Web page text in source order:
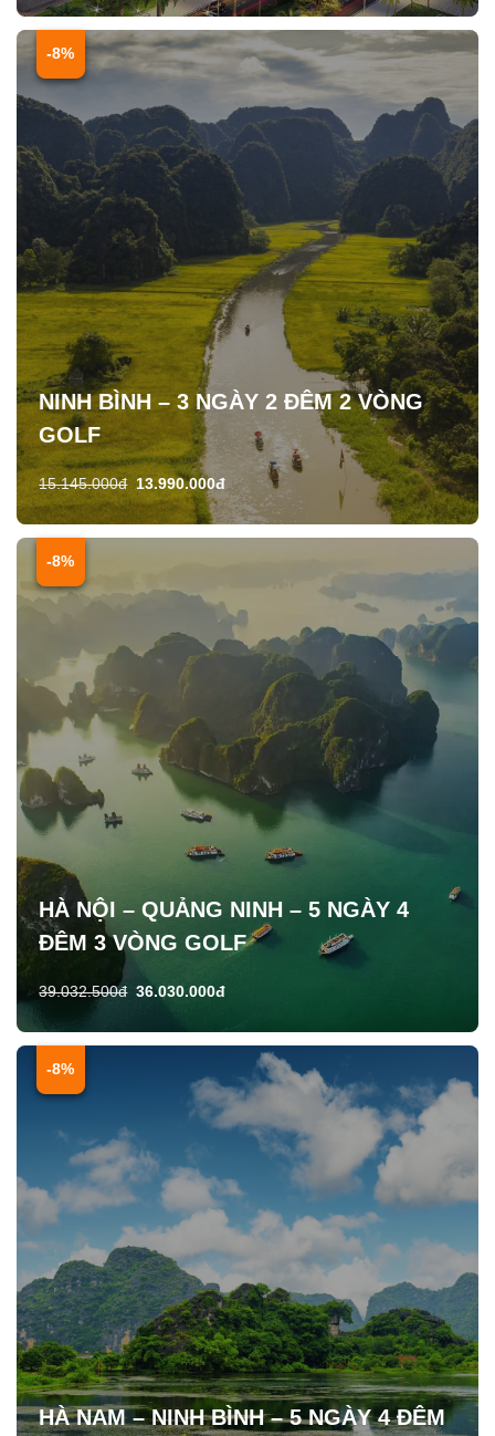
-8%
NINH BÌNH – 3 NGÀY 2 ĐÊM 2 VÒNG
GOLF
15.145.000đ 13.990.000đ
-8%
HÀ NỘI – QUẢNG NINH – 5 NGÀY 4
ĐÊM 3 VÒNG GOLF
39.032.500đ 36.030.000đ
-8%
HÀ NAM – NINH BÌNH – 5 NGÀY 4 ĐÊM